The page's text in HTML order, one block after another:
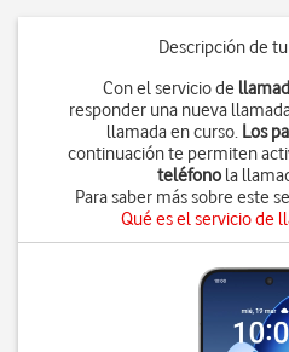
Descripción de
Con el servicio de
responder una nueva
llamada en curso. Los
continuación te permiten
teléfono la
Para saber más sobre este
Qué es el servicio de